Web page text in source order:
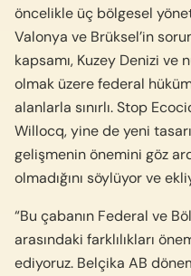
öncelikle üç bölgesel
Valonya ve Brüksel’in
kapsamı, Kuzey Denizi ve
olmak üzere federal
alanlarla sınırlı. Stop
Willocq, yine de yeni
gelişmenin önemini göz
olmadığını söylüyor ve
“Bu çabanın Federal ve
arasındaki farklılıkları
ediyoruz. Belçika AB